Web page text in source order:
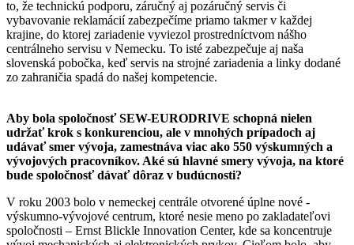
to, že technickú podporu, záručný aj pozáručný servis či
vybavovanie reklamácií zabezpečíme priamo takmer v každej
krajine, do ­ktorej zariadenie vyviezol prostredníctvom nášho
centrálneho servisu v Nemecku. To isté zabezpečuje aj naša
slovenská pobočka, keď servis na strojné zariadenia a linky dodané
zo zahraničia spadá do našej kompetencie.
Aby bola spoločnosť SEW-EURODRIVE schopná nielen
udržať krok s konkurenciou, ale v mnohých prípadoch aj
udávať smer vývoja, zamestnáva viac ako 550 výskumných a
vývojových ­pracovníkov. Aké sú hlavné smery vývoja, na ktoré
bude spoločnosť dávať dôraz v budúcnosti?
V roku 2003 bolo v nemeckej centrále otvorené úplne nové ­
výskumno-vývojové centrum, ktoré nesie meno po zakladateľovi
spoločnosti – Ernst Blickle Innovation Center, kde sa koncentruje